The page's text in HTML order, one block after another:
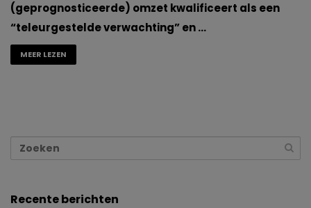
(geprognosticeerde) omzet kwalificeert als een
“teleurgestelde verwachting” en …
MEER LEZEN
Recente berichten